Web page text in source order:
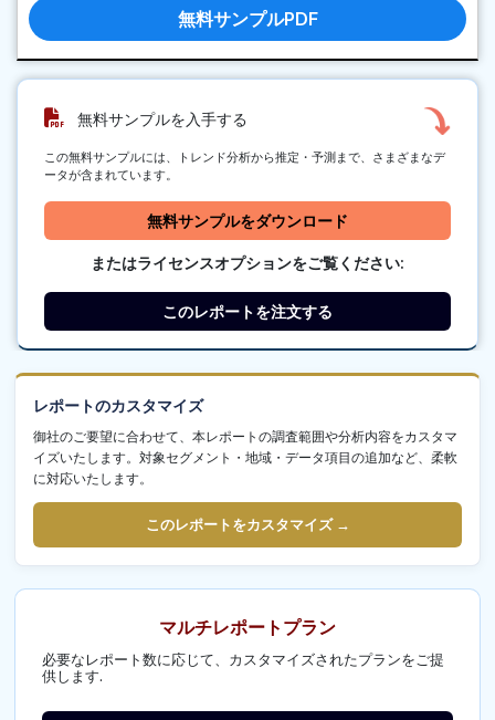
無料サンプルPDF
無料サンプルを入手する
この無料サンプルには、トレンド分析から推定・予測まで、さまざまなデ
ータが含まれています。
無料サンプルをダウンロード
またはライセンスオプションをご覧ください:
このレポートを注文する
レポートのカスタマイズ
御社のご要望に合わせて、本レポートの調査範囲や分析内容をカスタマ
イズいたします。対象セグメント・地域・データ項目の追加など、柔軟
に対応いたします。
このレポートをカスタマイズ →
マルチレポートプラン
必要なレポート数に応じて、カスタマイズされたプランをご提
供します.